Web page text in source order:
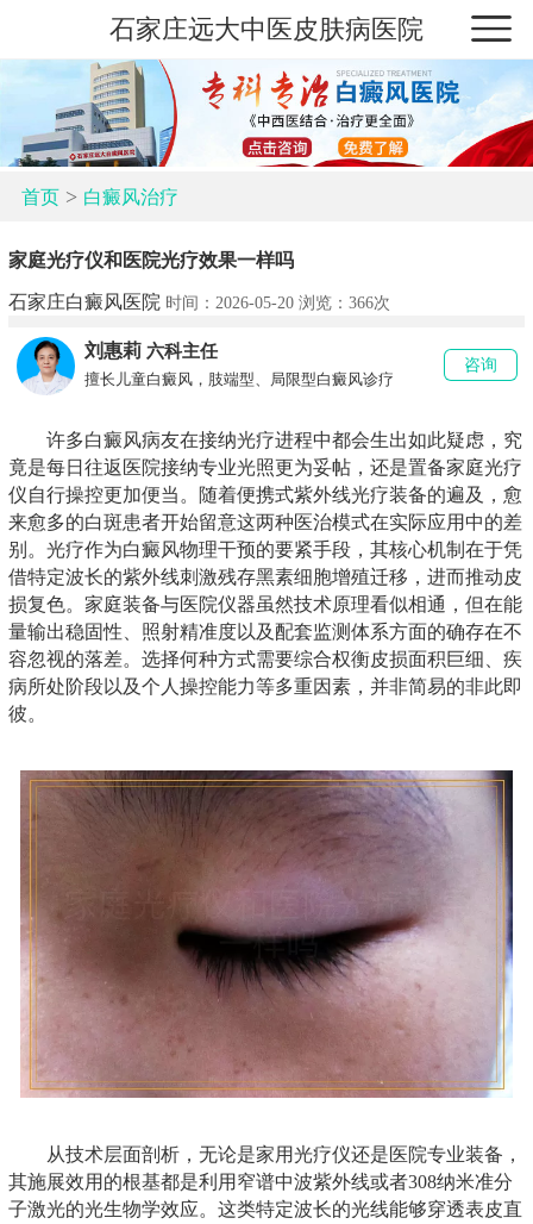
石家庄远大中医皮肤病医院
首页> 白癜风治疗
家庭光疗仪和医院光疗效果一样吗
石家庄白癜风医院 时间：2026-05-20 浏览： 366次
刘惠莉 六科主任
擅长儿童白癜风，肢端型、局限型白癜风诊疗
咨询
许多白癜风病友在接纳光疗进程中都会生出如此疑虑，究
竟是每日往返医院接纳专业光照更为妥帖，还是置备家庭光疗
仪自行操控更加便当。随着便携式紫外线光疗装备的遍及，愈
来愈多的白斑患者开始留意这两种医治模式在实际应用中的差
别。光疗作为白癜风物理干预的要紧手段，其核心机制在于凭
借特定波长的紫外线刺激残存黑素细胞增殖迁移，进而推动皮
损复色。家庭装备与医院仪器虽然技术原理看似相通，但在能
量输出稳固性、照射精准度以及配套监测体系方面的确存在不
容忽视的落差。选择何种方式需要综合权衡皮损面积巨细、疾
病所处阶段以及个人操控能力等多重因素，并非简易的非此即
彼。
从技术层面剖析，无论是家用光疗仪还是医院专业装备，
其施展效用的根基都是利用窄谱中波紫外线或者308纳米准分
子激光的光生物学效应。这类特定波长的光线能够穿透表皮直